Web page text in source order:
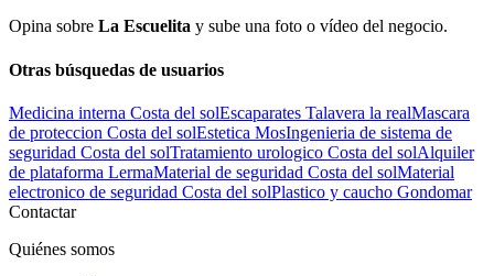
Opina sobre La Escuelita y sube una foto o vídeo del negocio.
Otras búsquedas de usuarios
Medicina interna Costa del solEscaparates Talavera la realMascara
de proteccion Costa del solEstetica MosIngenieria de sistema de
seguridad Costa del solTratamiento urologico Costa del solAlquiler
de plataforma LermaMaterial de seguridad Costa del solMaterial
electronico de seguridad Costa del solPlastico y caucho Gondomar
Contactar
Quiénes somos